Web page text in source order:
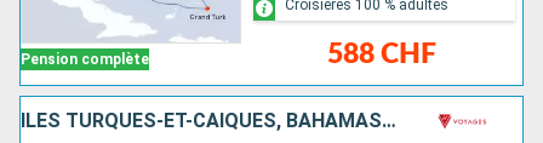
Pension complète 588 CHF
Croisières 100 % adultes
ÎLES TURQUES-ET-CAÏQUES, BAHAMAS, ÉTATS-UNIS